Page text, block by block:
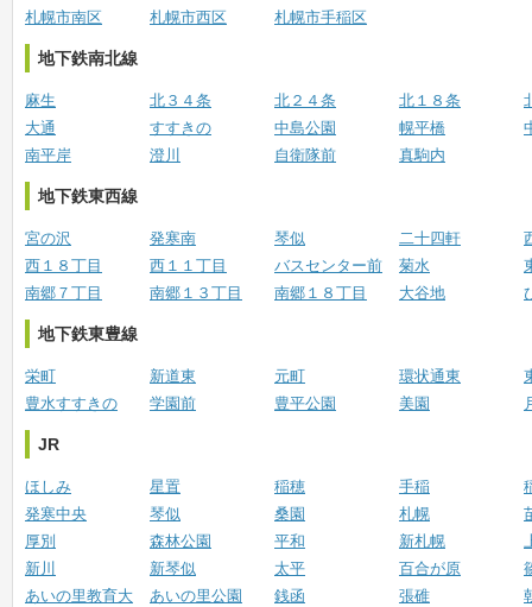
札幌市南区
札幌市西区 札幌市手稲区
地下鉄南北線
麻生 北３４条 北２４条 北１８条
大通
すすきの 中島公園 幌平橋
南平岸
澄川 自衛隊前 真駒内
地下鉄東西線
宮の沢 発寒南 琴似 二十四軒
西１８丁目
西１１丁目 バスセンター前 菊水
南郷７丁目
南郷１３丁目 南郷１８丁目 大谷地
地下鉄東豊線
栄町 新道東 元町 環状通東
豊水すすきの
学園前 豊平公園 美園
JR
ほしみ 星置 稲穂 手稲
発寒中央
琴似 桑園 札幌
厚別
森林公園 平和 新札幌
新川
新琴似 太平 百合が原
あいの里教育大
あいの里公園 銭函 張碓